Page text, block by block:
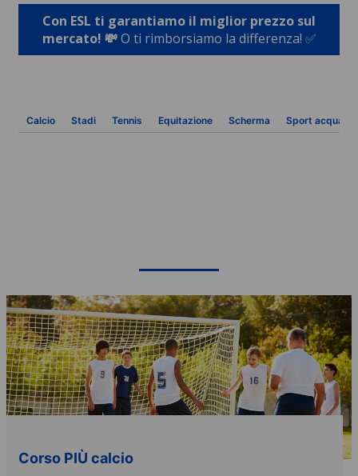
Con ESL ti garantiamo il miglior prezzo sul
mercato! 💸O ti rimborsiamo la differenza! ✅
Calcio Stadi Tennis Equitazione Scherma Sport acquatici
Corso PIÙ calcio